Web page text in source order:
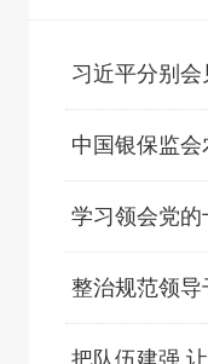
习近平分别
中国银保监会
学习领会党
整治规范领
把队伍建强